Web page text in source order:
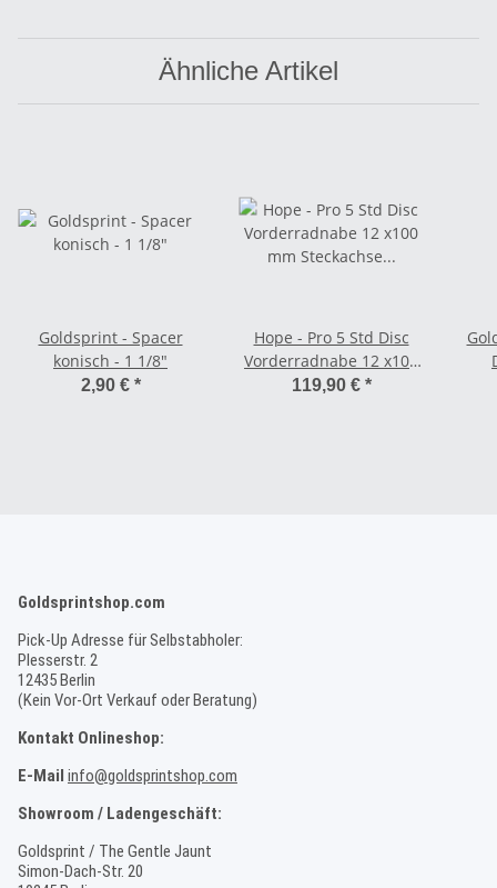
Ähnliche Artikel
Goldsprint - Spacer
konisch - 1 1/8"
2,90 € *
Hope - Pro 5 Std Disc
Vorderradnabe 12 x100
mm Steckachse - 6-Loch
119,90 € *
Goldsprintshop.com
Pick-Up Adresse für Selbstabholer:
Plesserstr. 2
12435 Berlin
(Kein Vor-Ort Verkauf oder Beratung)
Kontakt Onlineshop:
E-Mail info@goldsprintshop.com
Showroom / Ladengeschäft:
Goldsprint / The Gentle Jaunt
Simon-Dach-Str. 20